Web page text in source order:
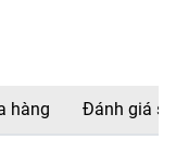
hàng Đánh giá